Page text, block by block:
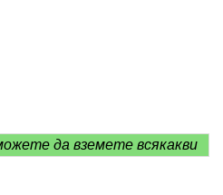
да вземете всякакви